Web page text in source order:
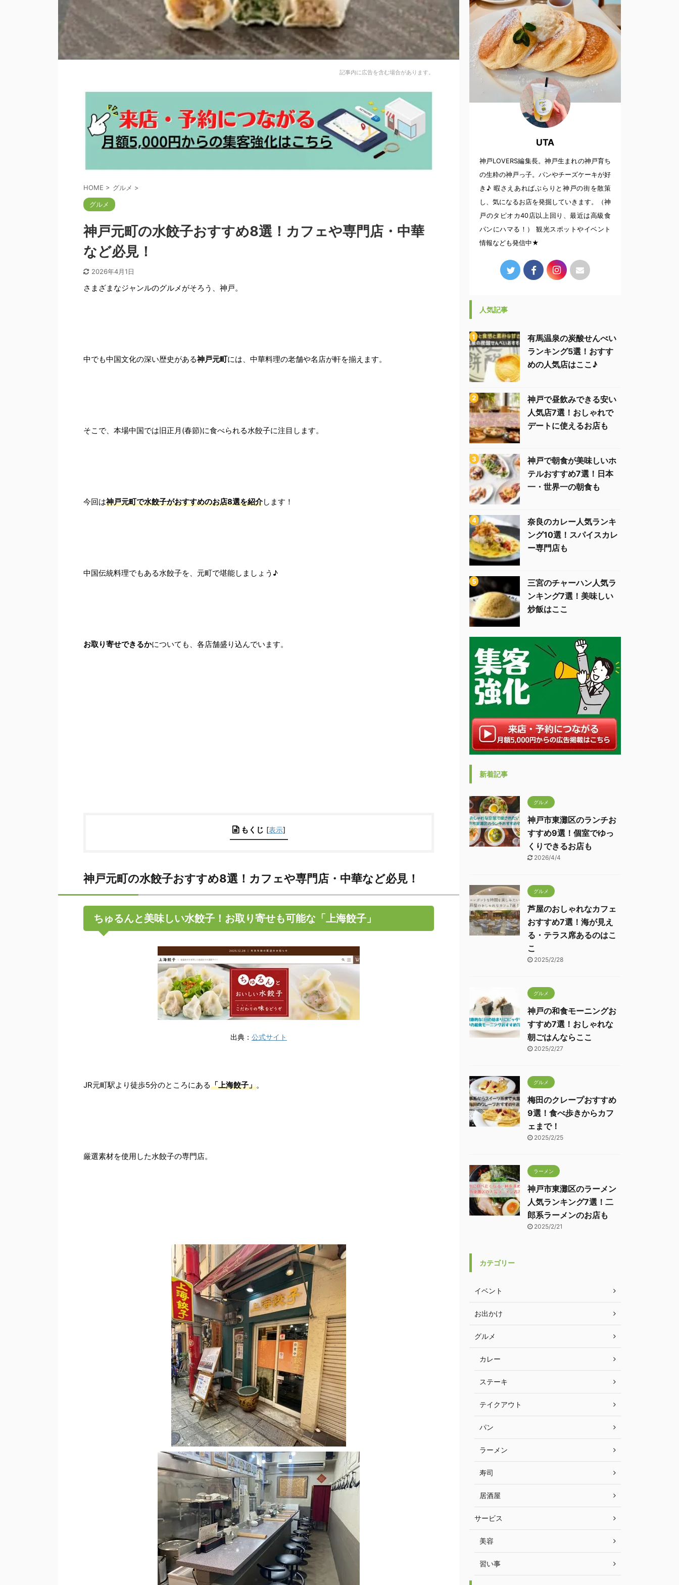
記事内に広告を含む場合があります。
HOME > グルメ >
グルメ
神戸元町の水餃子おすすめ8選！カフェや専門店・中華
など必見！
2026年4月1日
さまざまなジャンルのグルメがそろう、神戸。
中でも中国文化の深い歴史がある神戸元町には、中華料理の老舗や名店が軒を揃えます。
そこで、本場中国では旧正月(春節)に食べられる水餃子に注目します。
今回は神戸元町で水餃子がおすすめのお店8選を紹介します！
中国伝統料理でもある水餃子を、元町で堪能しましょう♪
お取り寄せできるかについても、各店舗盛り込んでいます。
もくじ [表示]
神戸元町の水餃子おすすめ8選！カフェや専門店・中華など必見！
ちゅるんと美味しい水餃子！お取り寄せも可能な「上海餃子」
出典： 公式サイト
JR元町駅より徒歩5分のところにある「上海餃子」。
厳選素材を使用した水餃子の専門店。
UTA
神戸LOVERS編集長。神戸生まれの神戸育ち
の生粋の神戸っ子。パンやチーズケーキが好
き♪ 暇さえあればぶらりと神戸の街を散策
し、気になるお店を発掘していきます。（神
戸のタピオカ40店以上回り、最近は高級食
パンにハマる！） 観光スポットやイベント
情報なども発信中★
人気記事
有馬温泉の炭酸せんべい
ランキング5選！おすす
めの人気店はここ♪
神戸で昼飲みできる安い
人気店7選！おしゃれで
デートに使えるお店も
神戸で朝食が美味しいホ
テルおすすめ7選！日本
一・世界一の朝食も
奈良のカレー人気ランキ
ング10選！スパイスカレ
ー専門店も
三宮のチャーハン人気ラ
ンキング7選！美味しい
炒飯はここ
新着記事
グルメ
神戸市東灘区のランチお
すすめ9選！個室でゆっ
くりできるお店も
2026/4/4
グルメ
芦屋のおしゃれなカフェ
おすすめ7選！海が見え
る・テラス席あるのはこ
こ
2025/2/28
グルメ
神戸の和食モーニングお
すすめ7選！おしゃれな
朝ごはんならここ
2025/2/27
グルメ
梅田のクレープおすすめ
9選！食べ歩きからカフ
ェまで！
2025/2/25
ラーメン
神戸市東灘区のラーメン
人気ランキング7選！二
郎系ラーメンのお店も
2025/2/21
カテゴリー
イベント
お出かけ
グルメ
カレー
ステーキ
テイクアウト
パン
ラーメン
寿司
居酒屋
サービス
美容
習い事